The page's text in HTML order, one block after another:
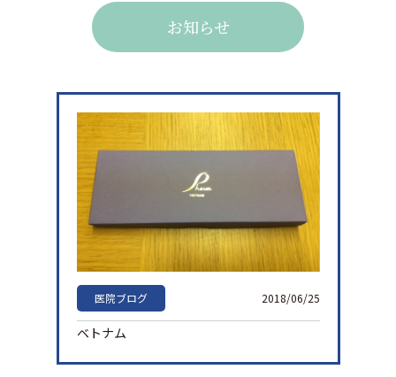
045-953-1321 1分でWeb予約
お知らせ
医院ブログ 2018/06/25
ベトナム